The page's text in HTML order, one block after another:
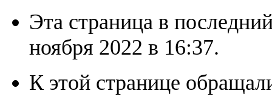
Эта страница в
ноября 2022 в 16:37.
К этой странице